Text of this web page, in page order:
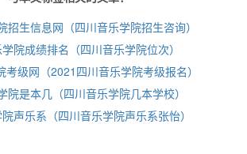
招生信息网（四川音乐学院招生咨询）
院成绩排名（四川音乐学院位次）
考级网（2021四川音乐学院考级报名）
院是本几（四川音乐学院几本学校）
声乐系（四川音乐学院声乐系张怡）